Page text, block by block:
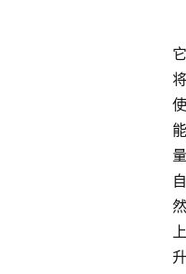
它
将
使
能
量
自
然
上
升